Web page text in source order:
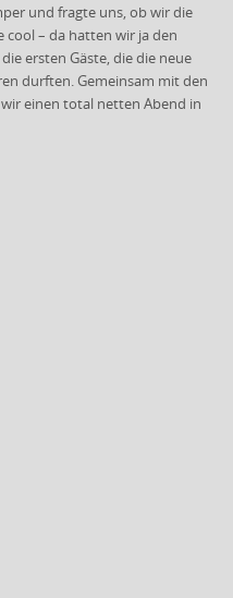
und fragte uns, ob wir die
cool – da hatten wir ja den
ersten Gäste, die die neue
durften. Gemeinsam mit den
einen total netten Abend in